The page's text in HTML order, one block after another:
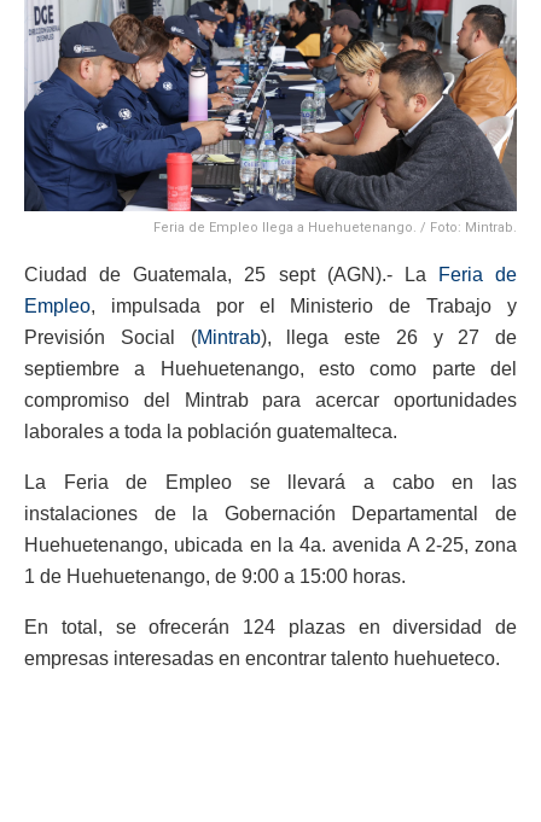
Feria de Empleo llega a Huehuetenango. / Foto: Mintrab.
Ciudad de Guatemala, 25 sept (AGN).- La Feria de
Empleo, impulsada por el Ministerio de Trabajo y
Previsión Social (Mintrab), llega este 26 y 27 de
septiembre a Huehuetenango, esto como parte del
compromiso del Mintrab para acercar oportunidades
laborales a toda la población guatemalteca.
La Feria de Empleo se llevará a cabo en las
instalaciones de la Gobernación Departamental de
Huehuetenango, ubicada en la 4a. avenida A 2-25, zona
1 de Huehuetenango, de 9:00 a 15:00 horas.
En total, se ofrecerán 124 plazas en diversidad de
empresas interesadas en encontrar talento huehueteco.